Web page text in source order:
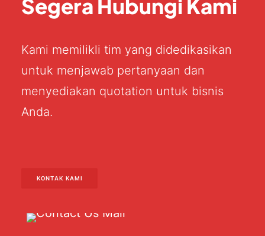
Segera Hubungi Kami
Kami memilikli tim yang didedikasikan
untuk menjawab pertanyaan dan
menyediakan quotation untuk bisnis
Anda.
KONTAK KAMI